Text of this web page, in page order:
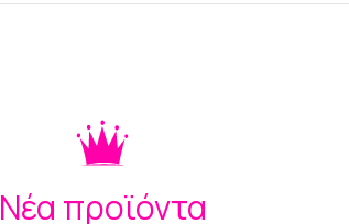
Νέα προϊόντα